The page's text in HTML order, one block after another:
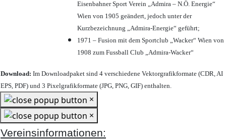
Eisenbahner Sport Verein „Admira – N.Ö. Energie“
Wien von 1905 geändert, jedoch unter der
Kurzbezeichnung „Admira-Energie“ geführt;
1971 – Fusion mit dem Sportclub „Wacker“ Wien von
1908 zum Fussball Club „Admira-Wacker“
Download: Im Downloadpaket sind 4 verschiedene Vektorgrafikformate (CDR, AI
EPS, PDF) und 3 Pixelgrafikformate (JPG, PNG, GIF) enthalten.
×
×
Vereinsinformationen: